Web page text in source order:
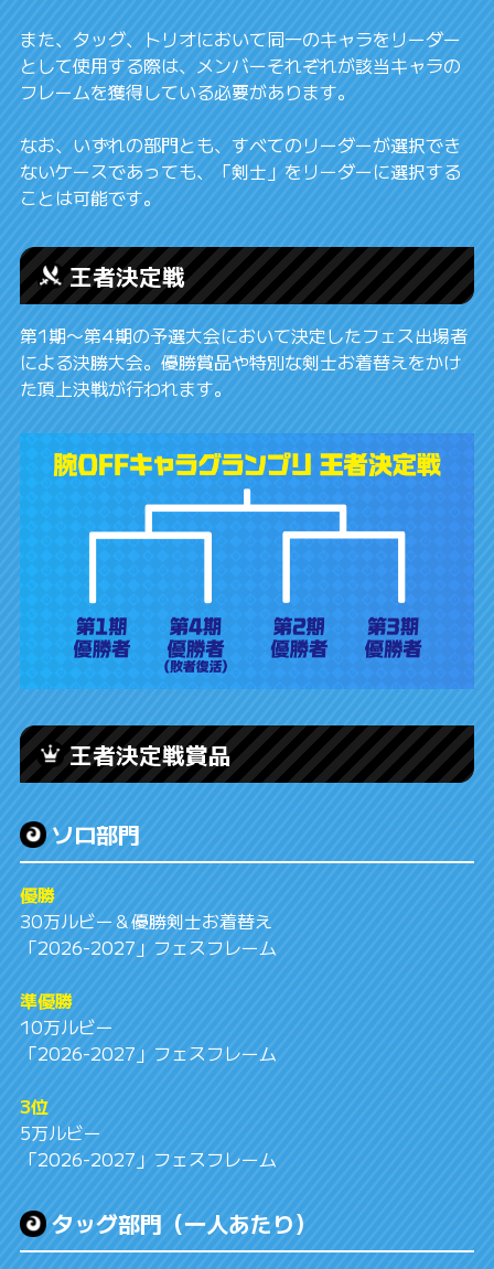
また、タッグ、トリオにおいて同一のキャラをリーダー
として使用する際は、メンバーそれぞれが該当キャラの
フレームを獲得している必要があります。
なお、いずれの部門とも、すべてのリーダーが選択でき
ないケースであっても、「剣士」をリーダーに選択する
ことは可能です。
王者決定戦
第1期〜第4期の予選大会において決定したフェス出場者
による決勝大会。優勝賞品や特別な剣士お着替えをかけ
た頂上決戦が行われます。
王者決定戦賞品
ソロ部門
優勝
30万ルビー＆優勝剣士お着替え
「2026-2027」フェスフレーム
準優勝
10万ルビー
「2026-2027」フェスフレーム
3位
5万ルビー
「2026-2027」フェスフレーム
タッグ部門（一人あたり）